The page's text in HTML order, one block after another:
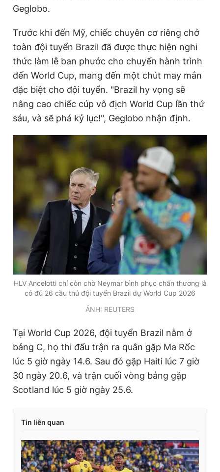
Geglobo.
Trước khi đến Mỹ, chiếc chuyên cơ riêng chở
toàn đội tuyển Brazil đã được thực hiện nghi
thức làm lễ ban phước cho chuyến hành trình
đến World Cup, mang đến một chút may mắn
đặc biệt cho đội tuyển. "Brazil hy vọng sẽ
nâng cao chiếc cúp vô địch World Cup lần thứ
sáu, và sẽ phá kỷ lục!", Geglobo nhận định.
HLV Ancelotti chỉ còn chờ Neymar bình phục chấn thương là
có đủ 26 cầu thủ đội tuyển Brazil dự World Cup 2026
ẢNH: REUTERS
Tại World Cup 2026, đội tuyển Brazil nằm ở
bảng C, họ thi đấu trận ra quân gặp Ma Rốc
lúc 5 giờ ngày 14.6. Sau đó gặp Haiti lúc 7 giờ
30 ngày 20.6, và trận cuối vòng bảng gặp
Scotland lúc 5 giờ ngày 25.6.
Tin liên quan